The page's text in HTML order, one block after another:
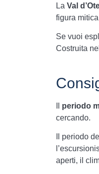
La Val
figura
Se vuoi
Costruita
periodo
cercando.
Il periodo
aperti, il